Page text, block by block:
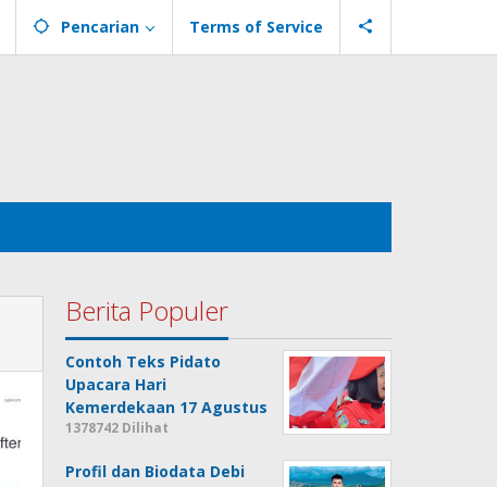
Pencarian Terms of Service
Berita Populer
Contoh Teks Pidato
Upacara Hari
Kemerdekaan 17 Agustus
1378742 Dilihat
Profil dan Biodata Debi